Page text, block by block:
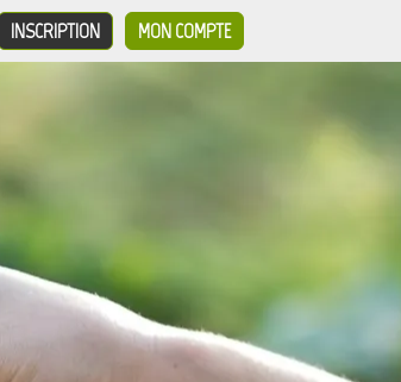
MON COMPTE
INSCRIPTION